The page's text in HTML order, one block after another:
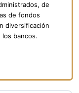
de
de fondos
diversificación
los bancos.